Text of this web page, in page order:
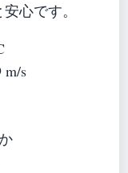
心です。
m/s